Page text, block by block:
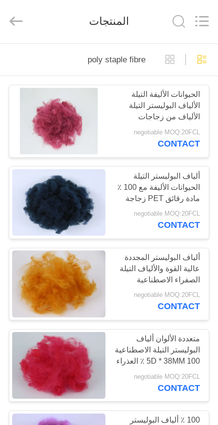
الصفحة
الرئيسية
منتجات
أشرطة
فيديو
معلومات
جولة
في
المعمل
مراقبة
الجودة
اتصل
أخبار
حالات
IMP&EXP
CO.LTD.
Reserved.
المنتجات
poly staple fibre
الحيوانات الأليفة التيلة
الألياف البوليستر التيلة
الألياف من زجاجات
الحيوانات الأليفة ،
والحيوانات الأليفة التيلة
negotiable MOQ:20FCL
CONTACT
ألياف البوليستر التيلة
الحيوانات الأليفة مع 100 ٪
مادة رقائق PET زجاجة
المعاد تدويرها
negotiable MOQ:20FCL
CONTACT
ألياف البوليستر المجددة
عالية القوة والألياف التيلة
الصفراء الاصطناعية
negotiable MOQ:20FCL
CONTACT
متعددة الألوان ألياف
البوليستر التيلة الاصطناعية
5D * 38MM 100 ٪ العذراء
مقاومة للحرارة
negotiable MOQ:20FCL
CONTACT
100 ٪ ألياف البوليستر